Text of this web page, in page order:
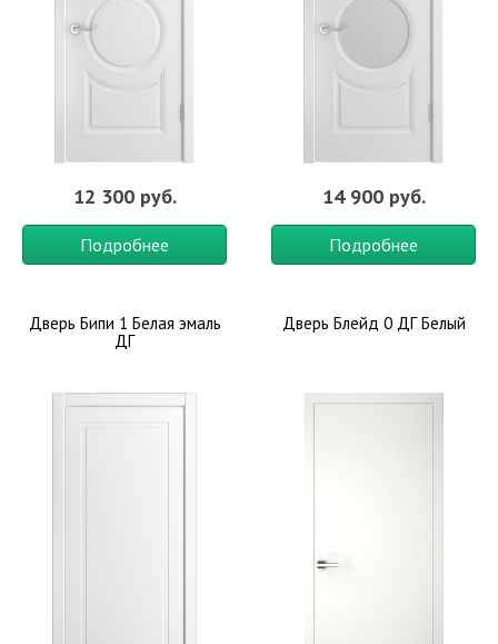
12 300 руб.
Подробнее
14 900 руб.
Подробнее
Дверь Бипи 1 Белая эмаль
ДГ
Дверь Блейд 0 ДГ Белый